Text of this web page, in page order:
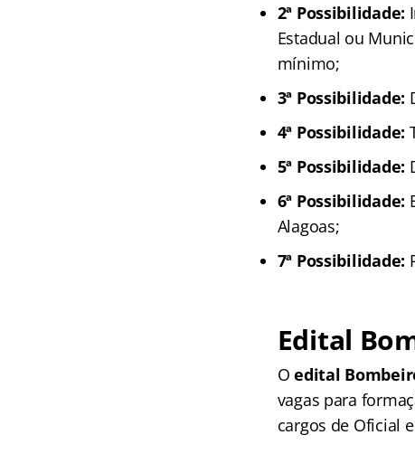
2ª Possibilidade:
Estadual ou
mínimo;
3ª Possibilidade:
4ª Possibilidade:
5ª Possibilidade:
6ª Possibilidade:
Alagoas;
7ª Possibilidade:
Edital
Oedital
vagas para
cargos de Oficial